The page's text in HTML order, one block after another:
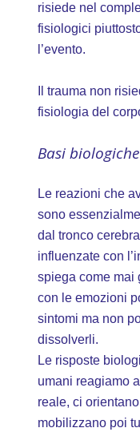
risiede nel
fisiologici
l’evento.
Il trauma non
fisiologia del
Basi biologiche
Le reazioni che
sono
dal tronco
influenzate con
spiega come mai
con le emozioni
sintomi ma non
dissolverli.
Le risposte
umani reagiamo
reale, ci
mobilizzano poi